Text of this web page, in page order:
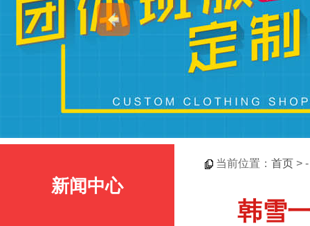
新闻中心
当前位置： 首页 >
韩雪